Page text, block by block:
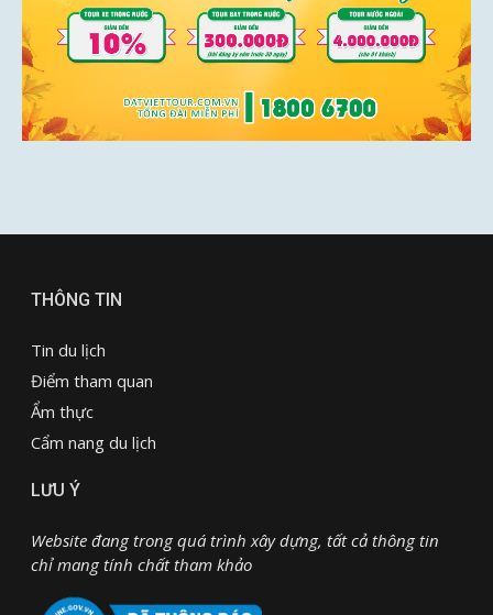
THÔNG TIN
Tin du lịch
Điểm tham quan
Ẩm thực
Cẩm nang du lịch
LƯU Ý
Website đang trong quá trình xây dựng, tất cả thông tin
chỉ mang tính chất tham khảo